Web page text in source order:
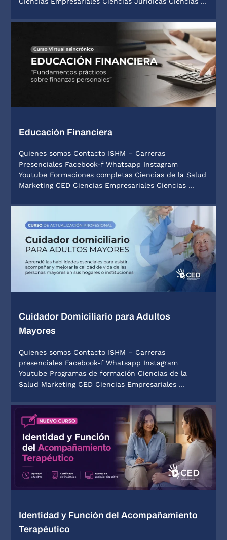
Educación Financiera
Quienes somos Contacto ISHM – Carreras
Presenciales Facebook-f Whatsapp Instagram
Youtube Formaciones completas Ciencias de la Salud
Marketing CED Ciencias Empresariales Ciencias …
Cuidador Domiciliario para Adultos
Mayores
Quienes somos Contacto ISHM – Carreras
presenciales Facebook-f Whatsapp Instagram
Youtube Programas de formación Ciencias de la
Salud Marketing CED Ciencias Empresariales …
Identidad y Función del Acompañamiento
Terapéutico